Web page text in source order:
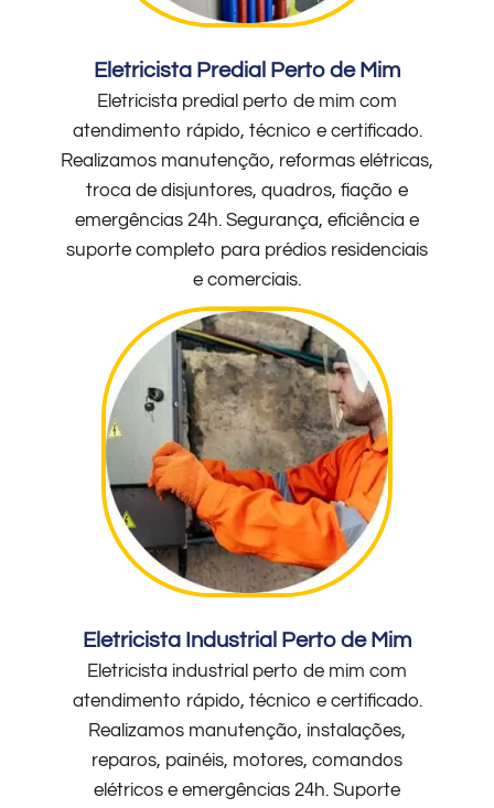
Eletricista Predial Perto de Mim
Eletricista predial perto de mim com
atendimento rápido, técnico e certificado.
Realizamos manutenção, reformas elétricas,
troca de disjuntores, quadros, fiação e
emergências 24h. Segurança, eficiência e
suporte completo para prédios residenciais
e comerciais.
Eletricista Industrial Perto de Mim
Eletricista industrial perto de mim com
atendimento rápido, técnico e certificado.
Realizamos manutenção, instalações,
reparos, painéis, motores, comandos
elétricos e emergências 24h. Suporte